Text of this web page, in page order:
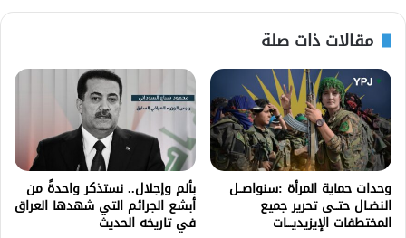
مقالات ذات صلة
وحدات حماية المرأة :سنواصــل
النضـال حتــى تحرير جميع
المختطفات الإيزيديـــات
بألم وإجلال.. نستذكر واحدةً من
أبشع الجرائم التي شهدها العراق
في تاريخه الحديث